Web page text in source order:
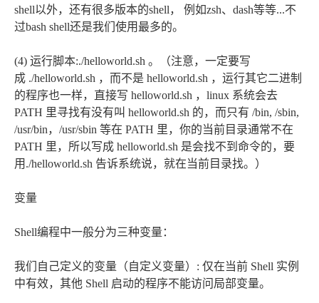
shell以外，还有很多版本的shell， 例如zsh、dash等等...不
过bash shell还是我们使用最多的。
(4) 运行脚本:./helloworld.sh 。（注意，一定要写
成 ./helloworld.sh ，而不是 helloworld.sh ，运行其它二进制
的程序也一样，直接写 helloworld.sh ，linux 系统会去
PATH 里寻找有没有叫 helloworld.sh 的，而只有 /bin, /sbin,
/usr/bin，/usr/sbin 等在 PATH 里，你的当前目录通常不在
PATH 里，所以写成 helloworld.sh 是会找不到命令的，要
用./helloworld.sh 告诉系统说，就在当前目录找。）
变量
Shell编程中一般分为三种变量：
我们自己定义的变量（自定义变量）: 仅在当前 Shell 实例
中有效，其他 Shell 启动的程序不能访问局部变量。